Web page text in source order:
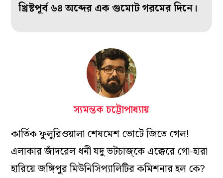
খ্রিষ্টপূর্ব ৬৪ অব্দের এক গুমোট গরমের দিনে।
স্যমন্তক চট্টোপাধ্যায়
কার্তিক ফুলুরিওয়ালা শেষমেশ ভোটে জিতে গেল!
এলাকার জাঁদরেল ধনী যদু ভটচাজ্কে এক্কেরে গো-হারা
হারিয়ে জঙ্গিপুর মিউনিসিপ্যালিটির কমিশনার হল কে?